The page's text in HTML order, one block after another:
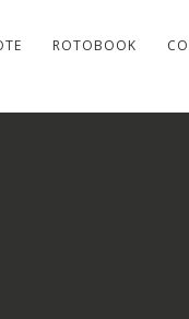
ROTOBOOK